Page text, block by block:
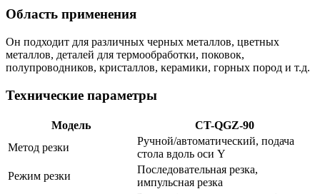
Область применения
Он подходит для различных черных металлов, цветных
металлов, деталей для термообработки, поковок,
полупроводников, кристаллов, керамики, горных пород и т.д.
Технические параметры
Модель
CT-QGZ-90
Метод резки
Ручной/автоматический, подача
стола вдоль оси Y
Режим резки
Последовательная резка,
импульсная резка